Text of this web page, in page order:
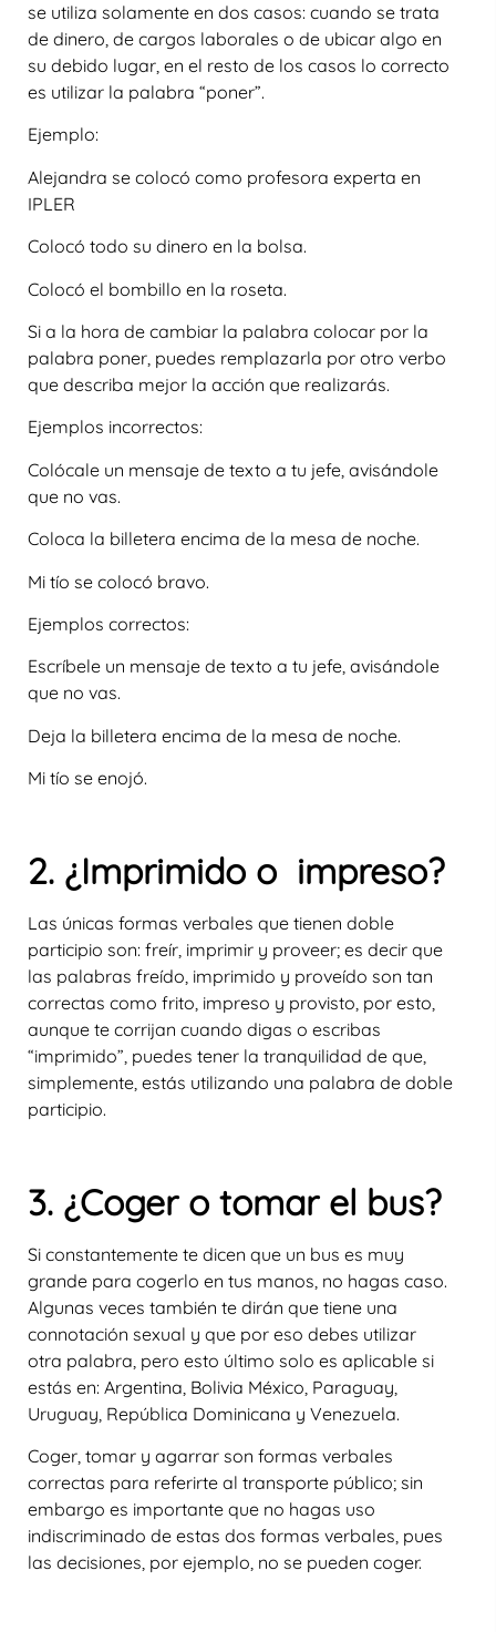
se utiliza solamente en dos casos: cuando se trata
de dinero, de cargos laborales o de ubicar algo en
su debido lugar, en el resto de los casos lo correcto
es utilizar la palabra “poner”.
Ejemplo:
Alejandra se colocó como profesora experta en
IPLER
Colocó todo su dinero en la bolsa.
Colocó el bombillo en la roseta.
Si a la hora de cambiar la palabra colocar por la
palabra poner, puedes remplazarla por otro verbo
que describa mejor la acción que realizarás.
Ejemplos incorrectos:
Colócale un mensaje de texto a tu jefe, avisándole
que no vas.
Coloca la billetera encima de la mesa de noche.
Mi tío se colocó bravo.
Ejemplos correctos:
Escríbele un mensaje de texto a tu jefe, avisándole
que no vas.
Deja la billetera encima de la mesa de noche.
Mi tío se enojó.
2. ¿Imprimido o impreso?
Las únicas formas verbales que tienen doble
participio son: freír, imprimir y proveer; es decir que
las palabras freído, imprimido y proveído son tan
correctas como frito, impreso y provisto, por esto,
aunque te corrijan cuando digas o escribas
“imprimido”, puedes tener la tranquilidad de que,
simplemente, estás utilizando una palabra de doble
participio.
3. ¿Coger o tomar el bus?
Si constantemente te dicen que un bus es muy
grande para cogerlo en tus manos, no hagas caso.
Algunas veces también te dirán que tiene una
connotación sexual y que por eso debes utilizar
otra palabra, pero esto último solo es aplicable si
estás en: Argentina, Bolivia México, Paraguay,
Uruguay, República Dominicana y Venezuela.
Coger, tomar y agarrar son formas verbales
correctas para referirte al transporte público; sin
embargo es importante que no hagas uso
indiscriminado de estas dos formas verbales, pues
las decisiones, por ejemplo, no se pueden coger.